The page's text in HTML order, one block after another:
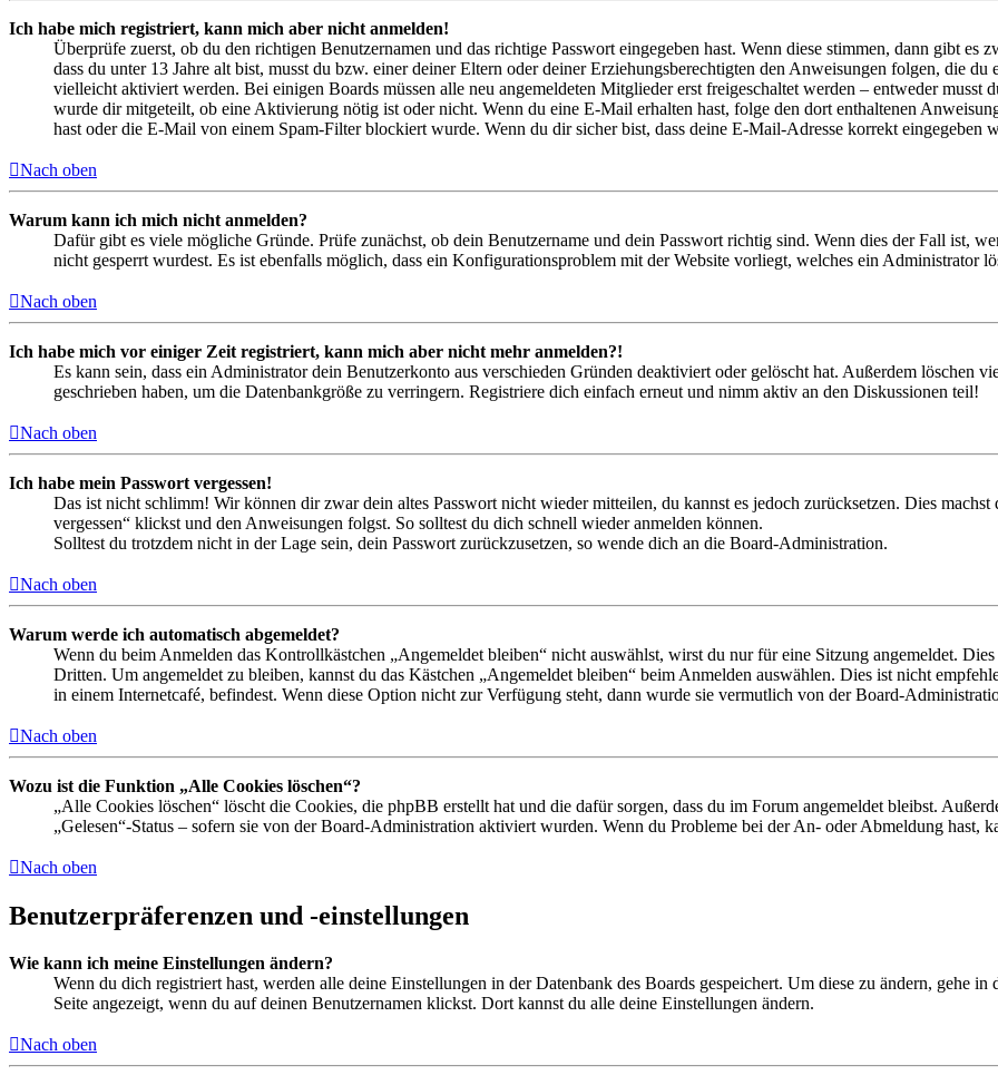
Ich habe mich registriert, kann mich aber nicht anmelden!
Überprüfe zuerst, ob du den richtigen Benutzernamen und das richtige Passwort eingegeben hast. Wenn diese stimmen, dann gibt es
dass du unter 13 Jahre alt bist, musst du bzw. einer deiner Eltern oder deiner Erziehungsberechtigten den Anweisungen folgen, die
vielleicht aktiviert werden. Bei einigen Boards müssen alle neu angemeldeten Mitglieder erst freigeschaltet werden – entweder musst
wurde dir mitgeteilt, ob eine Aktivierung nötig ist oder nicht. Wenn du eine E-Mail erhalten hast, folge den dort enthaltenen
hast oder die E-Mail von einem Spam-Filter blockiert wurde. Wenn du dir sicher bist, dass deine E-Mail-Adresse korrekt eingegeben
Nach oben
Warum kann ich mich nicht anmelden?
Dafür gibt es viele mögliche Gründe. Prüfe zunächst, ob dein Benutzername und dein Passwort richtig sind. Wenn dies der Fall ist,
nicht gesperrt wurdest. Es ist ebenfalls möglich, dass ein Konfigurationsproblem mit der Website vorliegt, welches ein Administrator
Nach oben
Ich habe mich vor einiger Zeit registriert, kann mich aber nicht mehr anmelden?!
Es kann sein, dass ein Administrator dein Benutzerkonto aus verschieden Gründen deaktiviert oder gelöscht hat. Außerdem löschen
geschrieben haben, um die Datenbankgröße zu verringern. Registriere dich einfach erneut und nimm aktiv an den Diskussionen teil!
Nach oben
Ich habe mein Passwort vergessen!
Das ist nicht schlimm! Wir können dir zwar dein altes Passwort nicht wieder mitteilen, du kannst es jedoch zurücksetzen. Dies
vergessen“ klickst und den Anweisungen folgst. So solltest du dich schnell wieder anmelden können.
Solltest du trotzdem nicht in der Lage sein, dein Passwort zurückzusetzen, so wende dich an die Board-Administration.
Nach oben
Warum werde ich automatisch abgemeldet?
Wenn du beim Anmelden das Kontrollkästchen „Angemeldet bleiben“ nicht auswählst, wirst du nur für eine Sitzung angemeldet.
Dritten. Um angemeldet zu bleiben, kannst du das Kästchen „Angemeldet bleiben“ beim Anmelden auswählen. Dies ist nicht
in einem Internetcafé, befindest. Wenn diese Option nicht zur Verfügung steht, dann wurde sie vermutlich von der Board-
Nach oben
Wozu ist die Funktion „Alle Cookies löschen“?
„Alle Cookies löschen“ löscht die Cookies, die phpBB erstellt hat und die dafür sorgen, dass du im Forum angemeldet bleibst.
„Gelesen“-Status – sofern sie von der Board-Administration aktiviert wurden. Wenn du Probleme bei der An- oder Abmeldung hast,
Nach oben
Benutzerpräferenzen und -einstellungen
Wie kann ich meine Einstellungen ändern?
Wenn du dich registriert hast, werden alle deine Einstellungen in der Datenbank des Boards gespeichert. Um diese zu ändern, gehe
Seite angezeigt, wenn du auf deinen Benutzernamen klickst. Dort kannst du alle deine Einstellungen ändern.
Nach oben